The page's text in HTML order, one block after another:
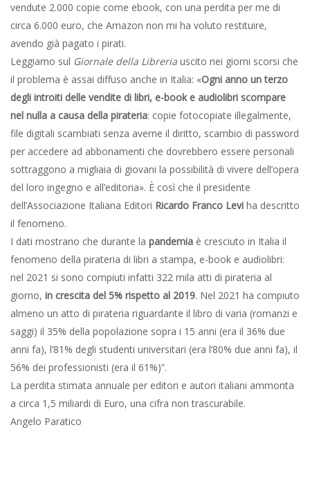
vendute 2.000 copie come ebook, con una perdita per me di
circa 6.000 euro, che Amazon non mi ha voluto restituire,
avendo già pagato i pirati.
Leggiamo sul Giornale della Libreria uscito nei giorni scorsi che
il problema è assai diffuso anche in Italia: «Ogni anno un terzo
degli introiti delle vendite di libri, e-book e audiolibri scompare
nel nulla a causa della pirateria: copie fotocopiate illegalmente,
file digitali scambiati senza averne il diritto, scambio di password
per accedere ad abbonamenti che dovrebbero essere personali
sottraggono a migliaia di giovani la possibilità di vivere dell’opera
del loro ingegno e all’editoria». È così che il presidente
dell’Associazione Italiana Editori Ricardo Franco Levi ha descritto
il fenomeno.
I dati mostrano che durante la pandemia è cresciuto in Italia il
fenomeno della pirateria di libri a stampa, e-book e audiolibri:
nel 2021 si sono compiuti infatti 322 mila atti di pirateria al
giorno, in crescita del 5% rispetto al 2019. Nel 2021 ha compiuto
almeno un atto di pirateria riguardante il libro di varia (romanzi e
saggi) il 35% della popolazione sopra i 15 anni (era il 36% due
anni fa), l’81% degli studenti universitari (era l’80% due anni fa), il
56% dei professionisti (era il 61%)”.
La perdita stimata annuale per editori e autori italiani ammonta
a circa 1,5 miliardi di Euro, una cifra non trascurabile.
Angelo Paratico